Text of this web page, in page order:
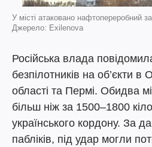
У місті атаковано нафтопереробний
Джерело: Exilenova
Російська влада
безпілотників на об’єкти в
області та Пермі. Обидва
більш ніж за 1500–1800
українського кордону. За
пабліків, під удар могли